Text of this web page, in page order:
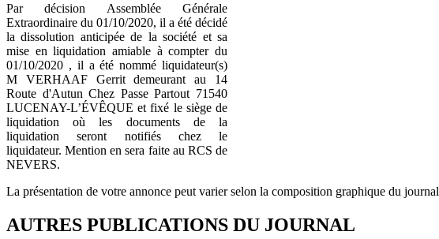
Par décision Assemblée Générale
Extraordinaire du 01/10/2020, il a été décidé
la dissolution anticipée de la société et sa
mise en liquidation amiable à compter du
01/10/2020 , il a été nommé liquidateur(s)
M VERHAAF Gerrit demeurant au 14
Route d'Autun Chez Passe Partout 71540
LUCENAY-L’ÉVÊQUE et fixé le siège de
liquidation où les documents de la
liquidation seront notifiés chez le
liquidateur. Mention en sera faite au RCS de
NEVERS.
La présentation de votre annonce peut varier selon la composition graphique du journal
AUTRES PUBLICATIONS DU JOURNAL